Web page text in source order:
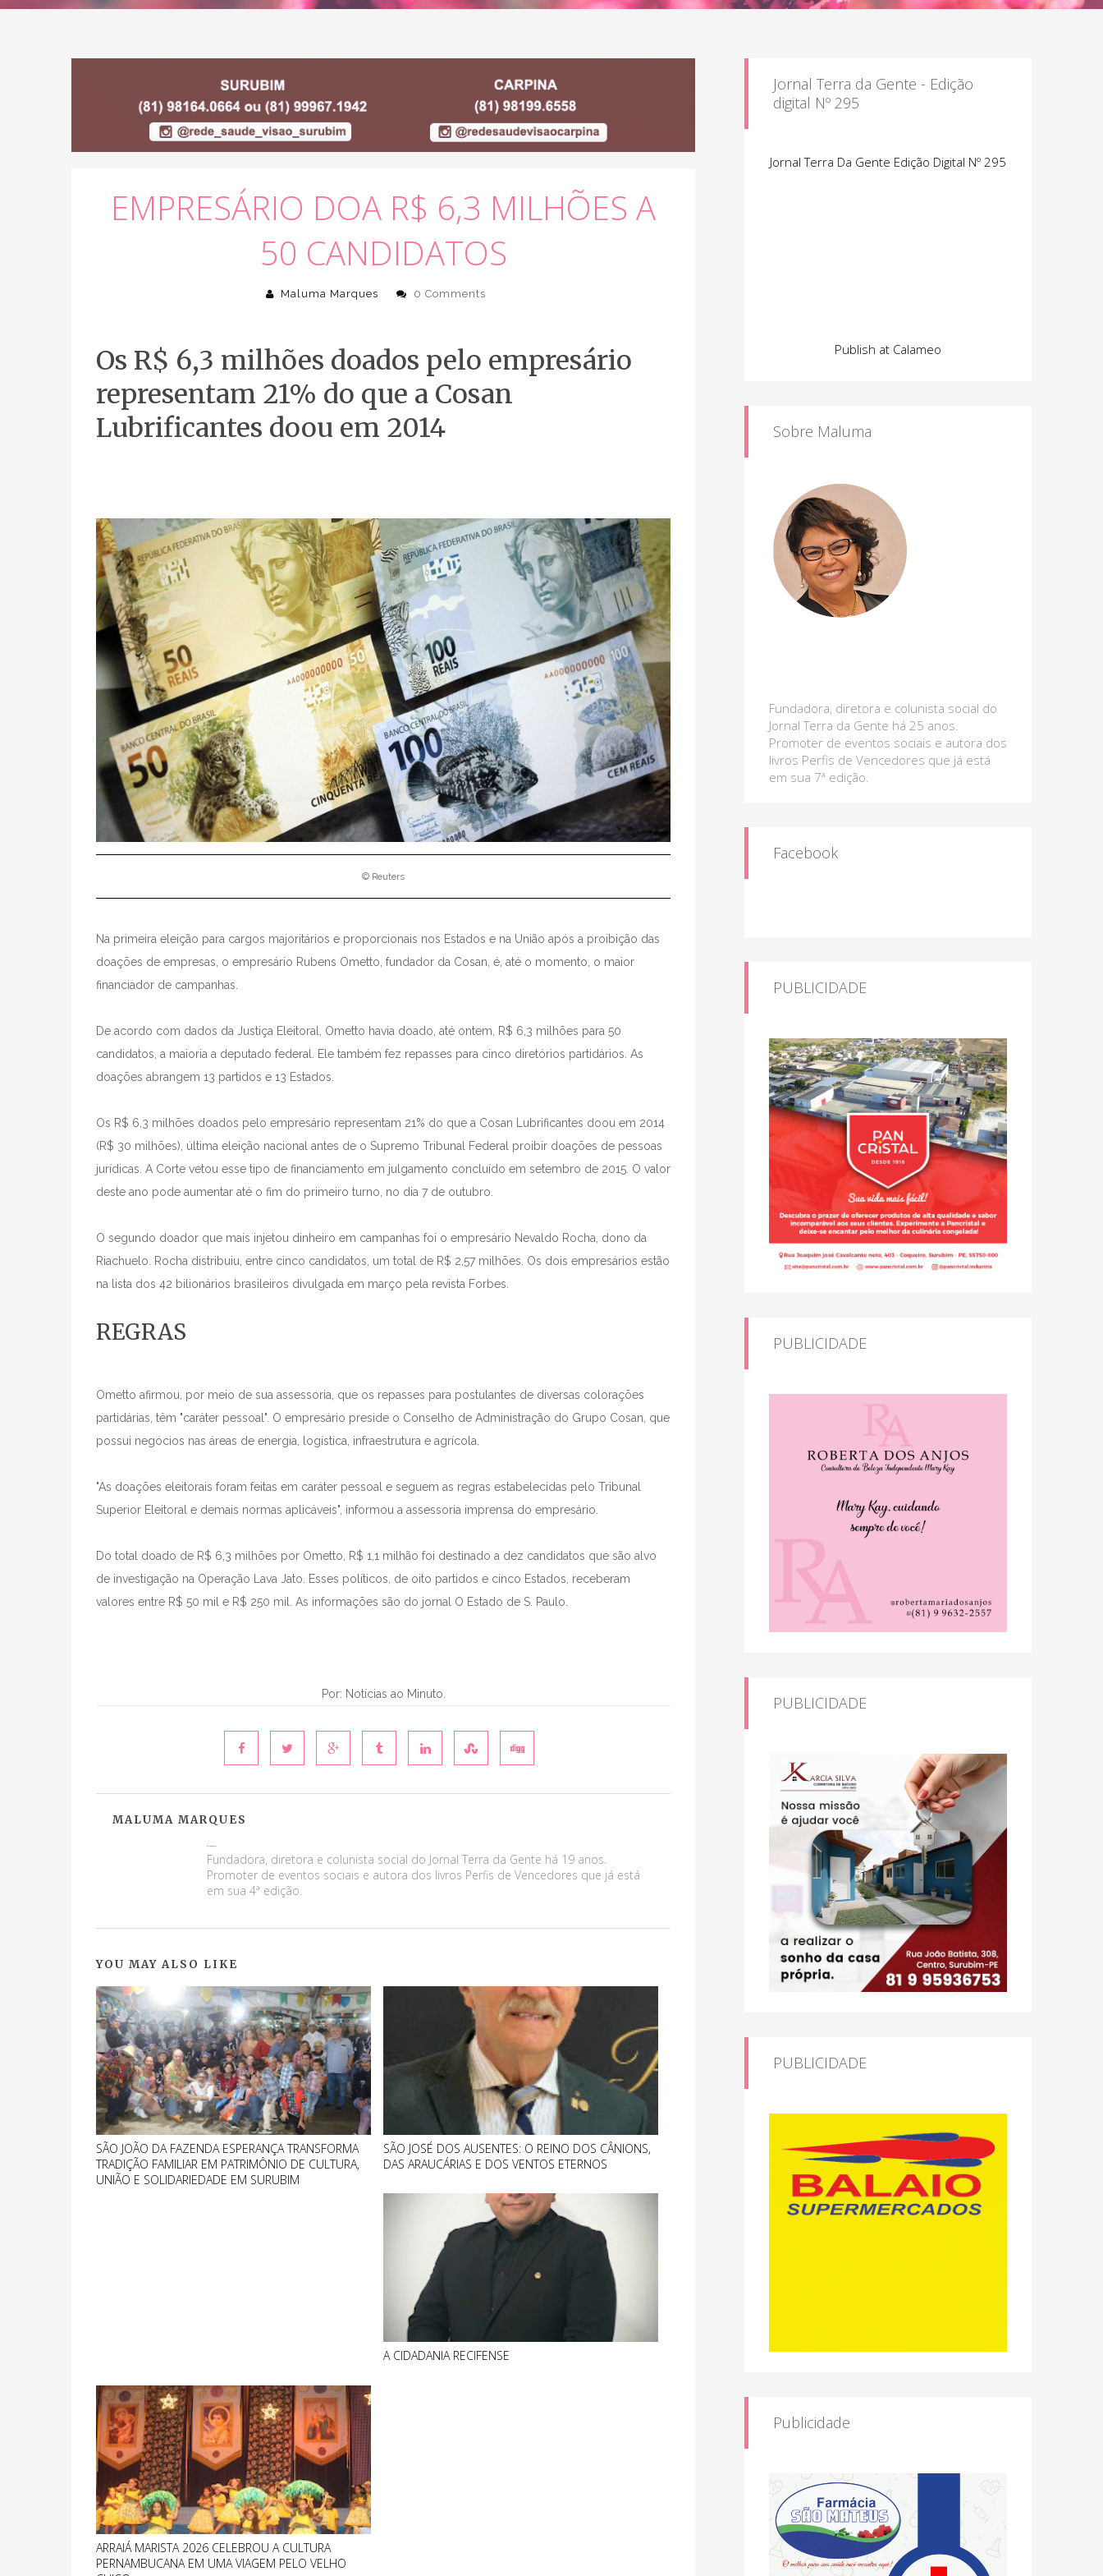
EMPRESÁRIO DOA R$ 6,3 MILHÕES A
50 CANDIDATOS
Maluma Marques 0 Comments
Os R$ 6,3 milhões doados pelo empresário
representam 21% do que a Cosan
Lubrificantes doou em 2014
© Reuters
Na primeira eleição para cargos majoritários e proporcionais nos Estados e na União após a proibição das
doações de empresas, o empresário Rubens Ometto, fundador da Cosan, é, até o momento, o maior
financiador de campanhas.
De acordo com dados da Justiça Eleitoral, Ometto havia doado, até ontem, R$ 6,3 milhões para 50
candidatos, a maioria a deputado federal. Ele também fez repasses para cinco diretórios partidários. As
doações abrangem 13 partidos e 13 Estados.
Os R$ 6,3 milhões doados pelo empresário representam 21% do que a Cosan Lubrificantes doou em 2014
(R$ 30 milhões), última eleição nacional antes de o Supremo Tribunal Federal proibir doações de pessoas
jurídicas. A Corte vetou esse tipo de financiamento em julgamento concluído em setembro de 2015. O valor
deste ano pode aumentar até o fim do primeiro turno, no dia 7 de outubro.
O segundo doador que mais injetou dinheiro em campanhas foi o empresário Nevaldo Rocha, dono da
Riachuelo. Rocha distribuiu, entre cinco candidatos, um total de R$ 2,57 milhões. Os dois empresários estão
na lista dos 42 bilionários brasileiros divulgada em março pela revista Forbes.
REGRAS
Ometto afirmou, por meio de sua assessoria, que os repasses para postulantes de diversas colorações
partidárias, têm "caráter pessoal". O empresário preside o Conselho de Administração do Grupo Cosan, que
possui negócios nas áreas de energia, logística, infraestrutura e agrícola.
"As doações eleitorais foram feitas em caráter pessoal e seguem as regras estabelecidas pelo Tribunal
Superior Eleitoral e demais normas aplicáveis", informou a assessoria imprensa do empresário.
Do total doado de R$ 6,3 milhões por Ometto, R$ 1,1 milhão foi destinado a dez candidatos que são alvo
de investigação na Operação Lava Jato. Esses políticos, de oito partidos e cinco Estados, receberam
valores entre R$ 50 mil e R$ 250 mil. As informações são do jornal O Estado de S. Paulo.
Por: Notícias ao Minuto.
MALUMA MARQUES
Fundadora, diretora e colunista social do Jornal Terra da Gente há 19 anos.
Promoter de eventos sociais e autora dos livros Perfis de Vencedores que já está
em sua 4ª edição.
YOU MAY ALSO LIKE
SÃO JOÃO DA FAZENDA ESPERANÇA TRANSFORMA
TRADIÇÃO FAMILIAR EM PATRIMÔNIO DE CULTURA,
UNIÃO E SOLIDARIEDADE EM SURUBIM
SÃO JOSÉ DOS AUSENTES: O REINO DOS CÂNIONS,
DAS ARAUCÁRIAS E DOS VENTOS ETERNOS
A CIDADANIA RECIFENSE
ARRAIÁ MARISTA 2026 CELEBROU A CULTURA
PERNAMBUCANA EM UMA VIAGEM PELO VELHO
Jornal Terra da Gente - Edição
digital Nº 295
Jornal Terra Da Gente Edição Digital Nº 295
Publish at Calameo
Sobre Maluma
Fundadora, diretora e colunista social do
Jornal Terra da Gente há 25 anos.
Promoter de eventos sociais e autora dos
livros Perfis de Vencedores que já está
em sua 7ª edição.
Facebook
PUBLICIDADE
PUBLICIDADE
PUBLICIDADE
PUBLICIDADE
Publicidade